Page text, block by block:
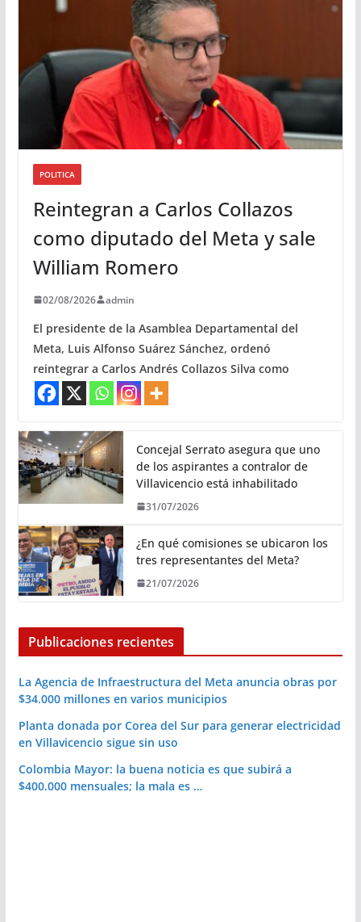
POLITICA
Reintegran a Carlos Collazos
como diputado del Meta y sale
William Romero
02/08/2026 admin
El presidente de la Asamblea Departamental del
Meta, Luis Alfonso Suárez Sánchez, ordenó
reintegrar a Carlos Andrés Collazos Silva como
Concejal Serrato asegura que uno
de los aspirantes a contralor de
Villavicencio está inhabilitado
31/07/2026
¿En qué comisiones se ubicaron los
tres representantes del Meta?
21/07/2026
Publicaciones recientes
La Agencia de Infraestructura del Meta anuncia obras por
$34.000 millones en varios municipios
Planta donada por Corea del Sur para generar electricidad
en Villavicencio sigue sin uso
Colombia Mayor: la buena noticia es que subirá a
$400.000 mensuales; la mala es …